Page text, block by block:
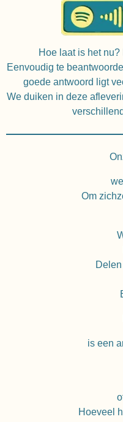
Hoe laat is het
Eenvoudig te
goede antwoord ligt
We duiken in deze
Om
is een
Hoeveel